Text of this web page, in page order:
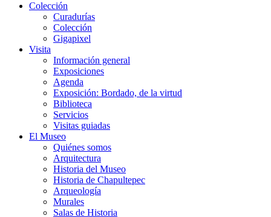
Colección
Curadurías
Colección
Gigapixel
Visita
Información general
Exposiciones
Agenda
Exposición: Bordado, de la virtud
Biblioteca
Servicios
Visitas guiadas
El Museo
Quiénes somos
Arquitectura
Historia del Museo
Historia de Chapultepec
Arqueología
Murales
Salas de Historia